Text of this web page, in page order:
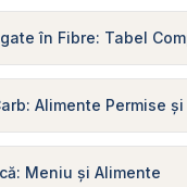
în Fibre: Tabel
Alimente Permise
Meniu și Alimente